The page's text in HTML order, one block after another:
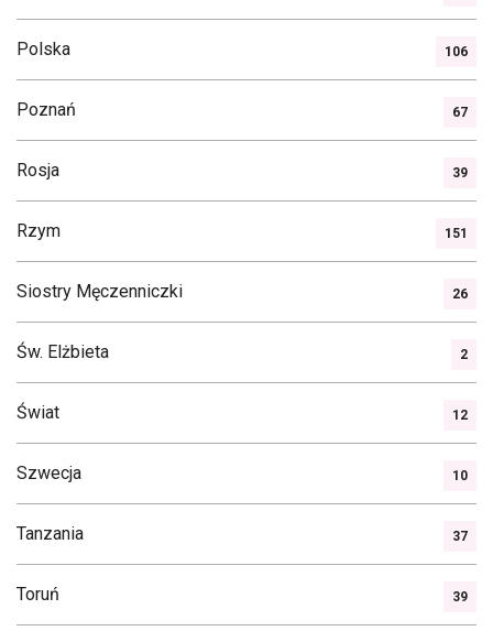
Polska 106
Poznań 67
Rosja 39
Rzym 151
Siostry Męczenniczki 26
Św. Elżbieta 2
Świat 12
Szwecja 10
Tanzania 37
Toruń 39